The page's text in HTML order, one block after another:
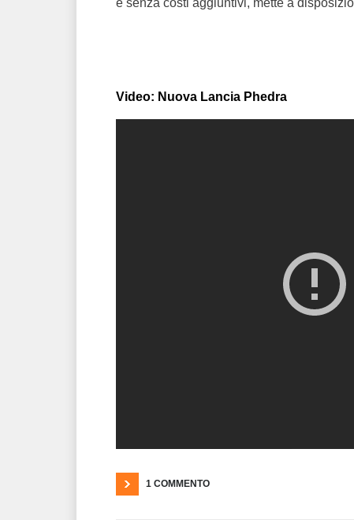
e senza costi aggiuntivi, mette a
Video: Nuova Lancia Phedra
1 COMMENTO